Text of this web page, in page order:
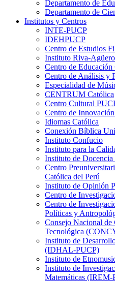
Departamento de
Departamento de
Institutos y Centros
INTE-PUCP
IDEHPUCP
Centro de Estudios
Instituto Riva-Agüero
Centro de Educación
Centro de Análisis y
Especialidad de
CENTRUM Católica
Centro Cultural
Centro de
Idiomas Católica
Conexión Bíblica
Instituto Confucio
Instituto para la
Instituto de
Centro
Católica del Perú
Instituto de Opinión
Centro de
Centro de
Políticas y
Consejo Nacional de
Tecnológica
Instituto de
(IDHAL-PUCP)
Instituto de
Instituto de
Matemáticas (IREM-